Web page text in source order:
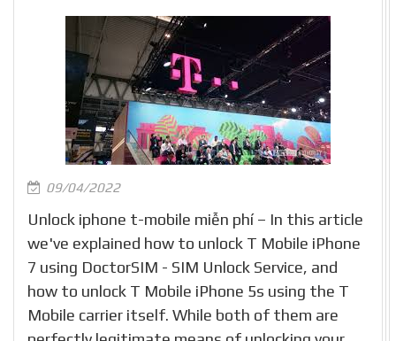
09/04/2022
Unlock iphone t-mobile miễn phí – In this article
we've explained how to unlock T Mobile iPhone
7 using DoctorSIM - SIM Unlock Service, and
how to unlock T Mobile iPhone 5s using the T
Mobile carrier itself. While both of them are